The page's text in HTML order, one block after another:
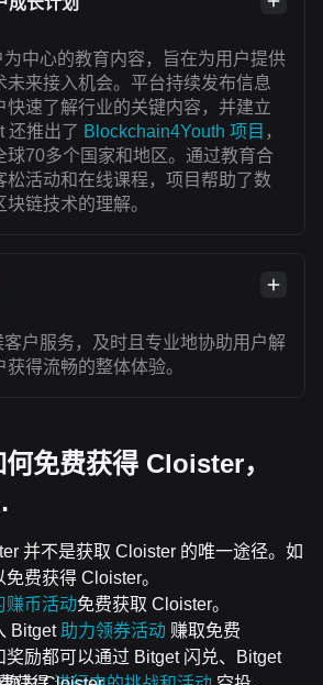
为中心的教育内容，旨在为用户提供
未来接入机会。平台持续发布信息
快速了解行业的关键内容，并建立
还推出了 Blockchain4Youth 项目 ，
球70多个国家和地区。通过教育合
松活动和在线课程，项目帮助了数
链技术的理解。
客户服务，及时且专业地协助用户解
得流畅的整体体验。
免费获得 Cloister，
并不是获取 Cloister 的唯一途径。如
费获得 Cloister。
赚币活动免费获取 Cloister。
Bitget 助力领券活动 赚取免费
奖励都可以通过 Bitget 闪兑、Bitget